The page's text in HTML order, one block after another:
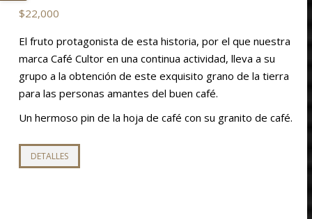
$22,000
El fruto protagonista de esta historia, por el que nuestra
marca Café Cultor en una continua actividad, lleva a su
grupo a la obtención de este exquisito grano de la tierra
para las personas amantes del buen café.
Un hermoso pin de la hoja de café con su granito de café.
DETALLES
la
página
de
producto